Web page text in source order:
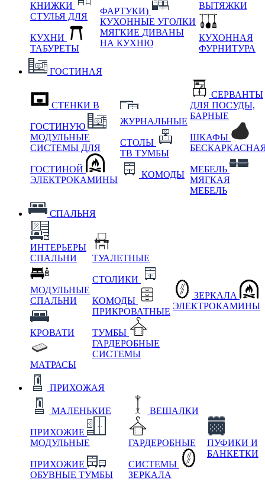
КНИЖКИ
СТУЛЬЯ ДЛЯ
КУХНИ
ТАБУРЕТЫ
ФАРТУКИ)
КУХОННЫЕ УГОЛКИ
МЯГКИЕ ДИВАНЫ
НА КУХНЮ
ВЫТЯЖКИ
КУХОННАЯ
ФУРНИТУРА
ГОСТИНАЯ
СТЕНКИ В
ГОСТИНУЮ
МОДУЛЬНЫЕ
СИСТЕМЫ ДЛЯ
ГОСТИНОЙ
ЭЛЕКТРОКАМИНЫ
ЖУРНАЛЬНЫЕ
СТОЛЫ
ТВ ТУМБЫ
КОМОДЫ
СЕРВАНТЫ
ДЛЯ ПОСУДЫ,
БАРНЫЕ
ШКАФЫ
МЕБЕЛЬ
МЯГКАЯ
МЕБЕЛЬ
СПАЛЬНЯ
ИНТЕРЬЕРЫ
СПАЛЬНИ
МОДУЛЬНЫЕ
СПАЛЬНИ
КРОВАТИ
МАТРАСЫ
ТУАЛЕТНЫЕ
СТОЛИКИ
КОМОДЫ
ПРИКРОВАТНЫЕ
ТУМБЫ
ГАРДЕРОБНЫЕ
СИСТЕМЫ
ЗЕРКАЛА
ЭЛЕКТРОКАМИНЫ
ПРИХОЖАЯ
МАЛЕНЬКИЕ
ПРИХОЖИЕ
МОДУЛЬНЫЕ
ПРИХОЖИЕ
ОБУВНЫЕ ТУМБЫ
ВЕШАЛКИ
ГАРДЕРОБНЫЕ
СИСТЕМЫ
ЗЕРКАЛА
ПУФИКИ И
БАНКЕТКИ